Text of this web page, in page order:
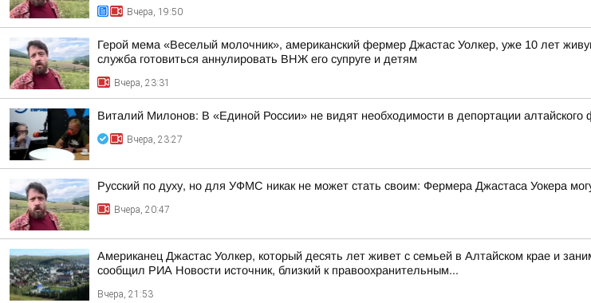
Вчера, 19:50
Герой мема «Веселый молочник», американский фермер Джастас Уолкер, уже 10 лет
служба готовиться аннулировать ВНЖ его супруге и детям
Вчера, 23:31
Виталий Милонов: В «Единой России» не видят необходимости в депортации алтайского
Вчера, 23:27
Русский по духу, но для УФМС никак не может стать своим: Фермера Джастаса Уокера
Вчера, 20:47
Американец Джастас Уолкер, который десять лет живет с семьей в Алтайском крае и
сообщил РИА Новости источник, близкий к правоохранительным...
Вчера, 21:53